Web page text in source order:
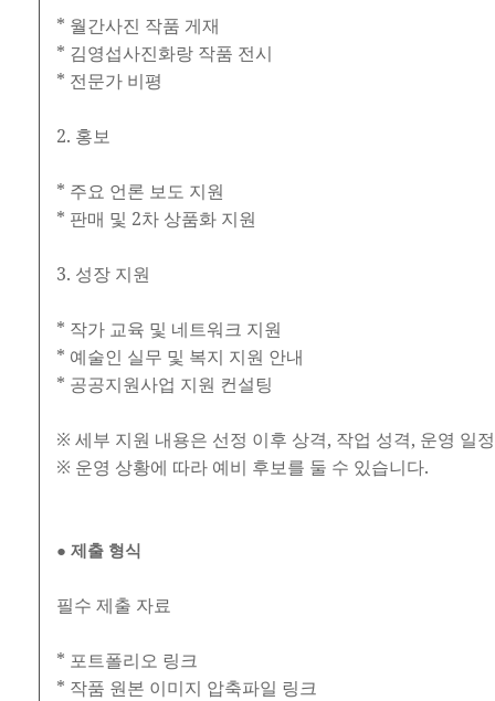
* 월간사진 작품 게재
* 김영섭사진화랑 작품 전시
* 전문가 비평
2. 홍보
* 주요 언론 보도 지원
* 판매 및 2차 상품화 지원
3. 성장 지원
* 작가 교육 및 네트워크 지원
* 예술인 실무 및 복지 지원 안내
* 공공지원사업 지원 컨설팅
※ 세부 지원 내용은 선정 이후 상격, 작업 성격, 운영 일
※ 운영 상황에 따라 예비 후보를 둘 수 있습니다.
● 제출 형식
필수 제출 자료
* 포트폴리오 링크
* 작품 원본 이미지 압축파일 링크